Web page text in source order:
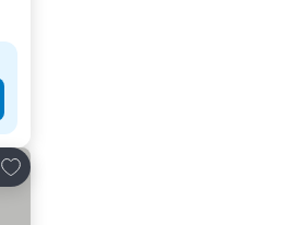
Přidat na seznam oblíbených hotelů